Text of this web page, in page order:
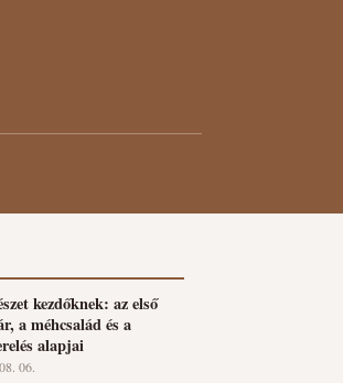
kezdőknek: az első
a méhcsalád és a
alapjai
06.